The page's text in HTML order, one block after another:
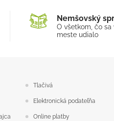
Nemšovský
O všetkom, čo sa
meste udialo
Tlačivá
Elektronická podateľňa
Online platby